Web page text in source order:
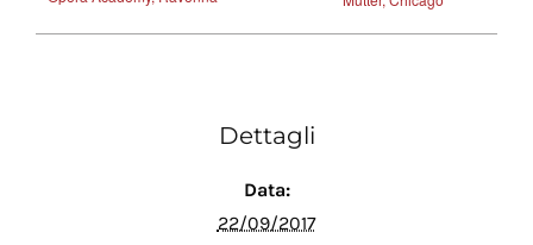
Dettagli
Data:
22/09/2017